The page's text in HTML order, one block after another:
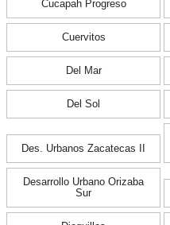
Cucapah Progreso
Cuervitos
Del Mar
Del Sol
Des. Urbanos Zacatecas II
Desarrollo Urbano Orizaba
Sur